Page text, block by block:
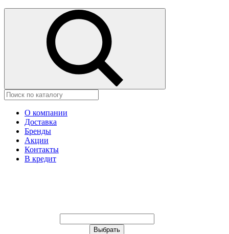
О компании
Доставка
Бренды
Акции
Контакты
В кредит